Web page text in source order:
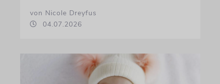
von Nicole Dreyfus
04.07.2026